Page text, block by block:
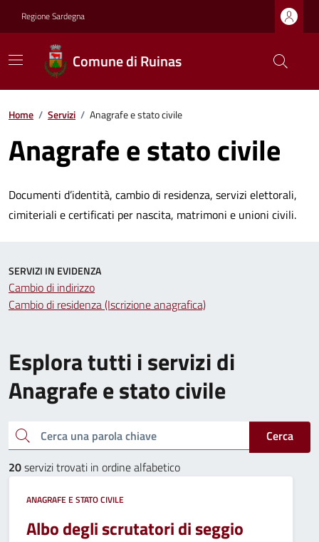
Regione Sardegna
Comune di Ruinas
Home / Servizi / Anagrafe e stato civile
Anagrafe e stato civile
Documenti d’identità, cambio di residenza, servizi elettorali,
cimiteriali e certificati per nascita, matrimoni e unioni civili.
Esplora tutti i servizi di
Anagrafe e stato civile
Cerca una parola chiave
Cerca
20servizi trovati in ordine alfabetico
ANAGRAFE E STATO CIVILE
Albo degli scrutatori di seggio
SERVIZI IN EVIDENZA
Cambio di indirizzo
Cambio di residenza (Iscrizione anagrafica)